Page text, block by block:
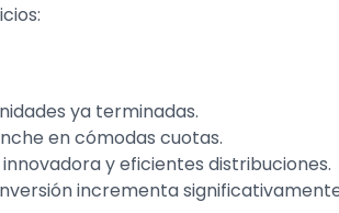
ya terminadas.
en cómodas cuotas.
y eficientes distribuciones.
incrementa